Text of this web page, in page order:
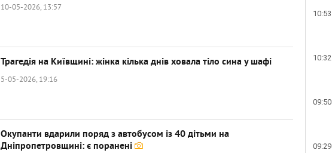
10-05-2026, 13:57
Трагедія на Київщині: жінка кілька днів ховала тіло сина у шафі
5-05-2026, 19:16
Окупанти вдарили поряд з автобусом із 40 дітьми на
Дніпропетровщині: є поранені
10:53
10:32
09:50
09:29